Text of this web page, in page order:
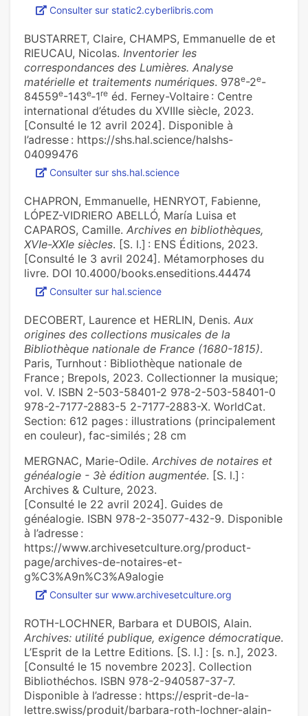
Consulter sur static2.cyberlibris.com
BUSTARRET, Claire, CHAMPS, Emmanuelle de et
RIEUCAU, Nicolas. Inventorier les
correspondances des Lumières. Analyse
matérielle et traitements numériques. 978e-2e-
84559e-143e‑1re éd. Ferney-Voltaire : Centre
international d’études du XVIIIe siècle, 2023.
[Consulté le 12 avril 2024]. Disponible à
l’adresse : https://shs.hal.science/halshs-
04099476
Consulter sur shs.hal.science
CHAPRON, Emmanuelle, HENRYOT, Fabienne,
LÓPEZ-VIDRIERO ABELLÓ, María Luisa et
CAPAROS, Camille. Archives en bibliothèques,
XVIe-XXIe siècles. [S. l.] : ENS Éditions, 2023.
[Consulté le 3 avril 2024]. Métamorphoses du
livre. DOI 10.4000/books.enseditions.44474
Consulter sur hal.science
DECOBERT, Laurence et HERLIN, Denis. Aux
origines des collections musicales de la
Bibliothèque nationale de France (1680-1815).
Paris, Turnhout : Bibliothèque nationale de
France ; Brepols, 2023. Collectionner la musique;
vol. V. ISBN 2-503-58401-2 978-2-503-58401-0
978-2-7177-2883-5 2-7177-2883-X. WorldCat.
Section: 612 pages : illustrations (principalement
en couleur), fac-similés ; 28 cm
MERGNAC, Marie-Odile. Archives de notaires et
généalogie - 3è édition augmentée. [S. l.] :
Archives & Culture, 2023.
[Consulté le 22 avril 2024]. Guides de
généalogie. ISBN 978-2-35077-432-9. Disponible
à l’adresse :
https://www.archivesetculture.org/product-
page/archives-de-notaires-et-
g%C3%A9n%C3%A9alogie
Consulter sur www.archivesetculture.org
ROTH-LOCHNER, Barbara et DUBOIS, Alain.
Archives: utilité publique, exigence démocratique.
L’Esprit de la Lettre Editions. [S. l.] : [s. n.], 2023.
[Consulté le 15 novembre 2023]. Collection
Bibliothéchos. ISBN 978-2-940587-37-7.
Disponible à l’adresse : https://esprit-de-la-
lettre.swiss/produit/barbara-roth-lochner-alain-